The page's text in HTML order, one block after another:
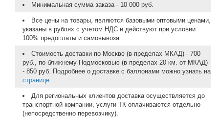
Минимальная сумма заказа - 10 000 руб.
Все цены на товары, являются базовыми оптовыми ценами,
указаны в рублях с учетом НДС и действуют при условии
100% предоплаты и самовывоза
Стоимость доставки по Москве (в пределах МКАД) - 700
руб., по ближнему Подмосковью (в пределах 20 км. от МКАД)
- 850 руб. Подробнее о доставке с баллонами можно узнать на
странице
Для региональных клиентов доставка осуществляется до
транспортной компании, услуги ТК оплачиваются отдельно
(непосредственно перевозчику).